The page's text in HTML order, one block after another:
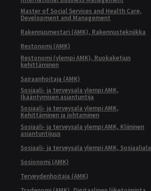
Master of Social Services and Health Care,
Development and Management
Rakennusmestari (AMK), Rakennustekniikka
Restonomi (AMK)
Restonomi (ylempi AMK), Ruokaketjun
kehittäminen
Sairaanhoitaja (AMK)
Sosiaali- ja terveysala ylempi AMK,
Ikääntymisen asiantuntija
Sosiaali- ja terveysala ylempi AMK,
Kehittäminen ja johtaminen
Sosiaali- ja terveysala ylempi AMK, Kliininen
asiantuntijuus
Sosiaali- ja terveysala ylempi AMK, Sosiaaliala
Sosionomi (AMK)
Terveydenhoitaja (AMK)